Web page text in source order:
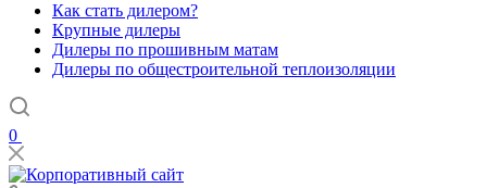
Как стать дилером?
Крупные дилеры
Дилеры по прошивным матам
Дилеры по общестроительной теплоизоляции
0